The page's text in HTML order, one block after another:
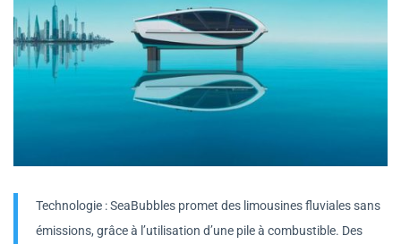
Technologie : SeaBubbles promet des limousines fluviales sans
émissions, grâce à l’utilisation d’une pile à combustible. Des